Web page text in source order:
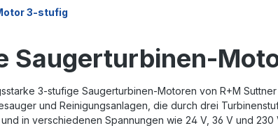
3-stufig
Saugerturbinen-
3-stufige Saugerturbinen-Motoren von R+M
und Reinigungsanlagen, die durch drei
in verschiedenen Spannungen wie 24 V, 36 V und